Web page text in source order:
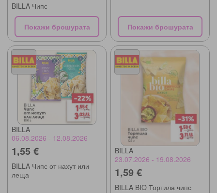
BILLA Чипс
Покажи брошурата Покажи брошурата
BILLA
06.08.2026 - 12.08.2026
1,55 €
BILLA Чипс от нахут или
леща
BILLA
23.07.2026 - 19.08.2026
1,59 €
BILLA BIO Тортила чипс